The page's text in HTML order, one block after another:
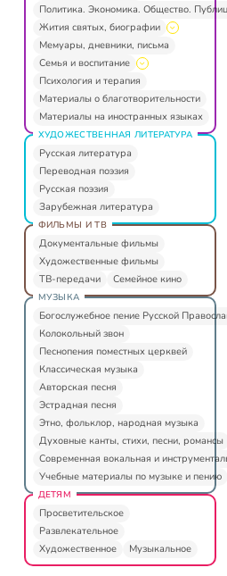
Политика. Экономика. Общество.
Жития святых, биографии
Мемуары, дневники, письма
Семья и воспитание
Психология и терапия
Материалы о благотворительности
Материалы на иностранных языках
ХУДОЖЕСТВЕННАЯ ЛИТЕРАТУРА
Русская литература
Переводная поэзия
Русская поэзия
Зарубежная литература
ФИЛЬМЫ И ТВ
Документальные фильмы
Художественные фильмы
ТВ-передачи
Семейное кино
МУЗЫКА
Богослужебное пение Русской
Колокольный звон
Песнопения поместных церквей
Классическая музыка
Авторская песня
Эстрадная песня
Этно, фольклор, народная музыка
Духовные канты, стихи, песни, романсы
Современная вокальная и
Учебные материалы по музыке и пению
ДЕТЯМ
Просветительское
Развлекательное
Художественное
Музыкальное